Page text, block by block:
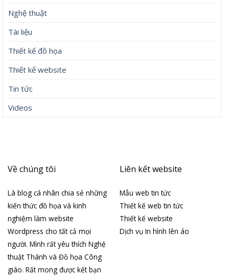
Nghệ thuật
Tài liệu
Thiết kế đồ họa
Thiết kế website
Tin tức
Videos
Về chúng tôi
Là blog cá nhân chia sẻ những
kiến thức đồ họa và kinh
nghiệm làm website
Wordpress cho tất cả mọi
người. Mình rất yêu thích Nghệ
thuật Thánh và Đồ họa Công
giáo. Rất mong được kết bạn
Liên kết website
Mẫu web tin tức
Thiết kế web tin tức
Thiết kế website
Dịch vụ In hình lên áo